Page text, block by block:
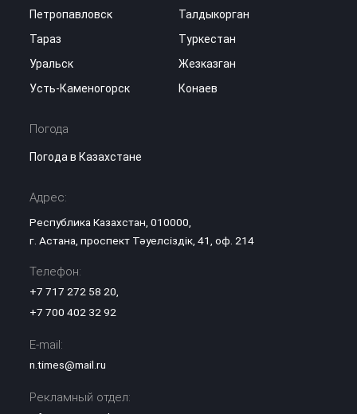
Петропавловск
Талдыкорган
Тараз
Туркестан
Уральск
Жезказган
Усть-Каменогорск
Конаев
Погода
Погода в Казахстане
Адрес:
Республика Казахстан, 010000,
г. Астана, проспект Тәуелсіздік, 41, оф. 214
Телефон:
+7 717 272 58 20,
+7 700 402 32 92
E-mail:
n.times@mail.ru
Рекламный отдел: